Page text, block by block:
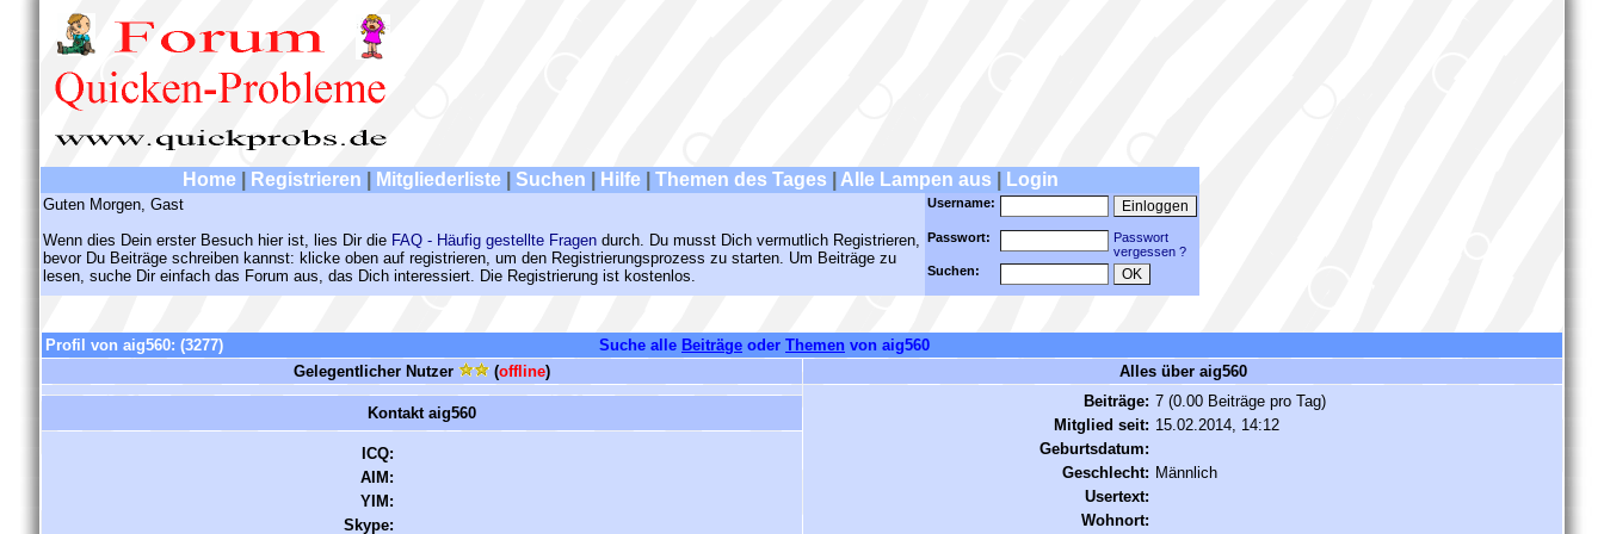
Home Registrieren Mitgliederliste Suchen Hilfe Themen des Tages Alle Lampen aus Login
Guten Morgen, Gast
Wenn dies Dein erster Besuch hier ist, lies Dir die FAQ - Häufig gestellte Fragen durch. Du musst Dich vermutlich Registrieren,
bevor Du Beiträge schreiben kannst: klicke oben auf registrieren, um den Registrierungsprozess zu starten. Um Beiträge zu
lesen, suche Dir einfach das Forum aus, das Dich interessiert. Die Registrierung ist kostenlos.
Username:
Passwort:
Passwort
vergessen ?
Suchen:
Profil von aig560: (3277) Suche alle Beiträge oder Themen von aig560
Gelegentlicher Nutzer
(offline)
Alles über aig560
Beiträge: 7 (0.00 Beiträge pro Tag)
Mitglied seit: 15.02.2014, 14:12
Geburtsdatum:
Geschlecht: Männlich
Usertext:
Wohnort:
Kontakt aig560
ICQ:
AIM:
YIM:
Skype: